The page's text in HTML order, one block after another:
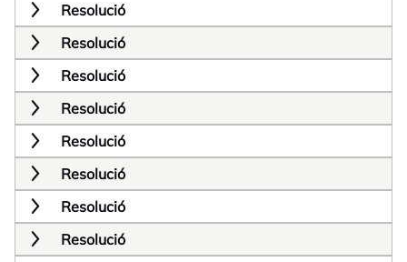
Resolució
Resolució
Resolució
Resolució
Resolució
Resolució
Resolució
Resolució